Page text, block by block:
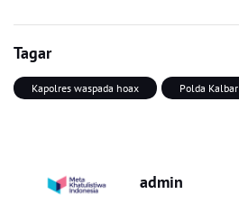
Tagar
Kapolres waspada hoax Polda Kalbar
admin